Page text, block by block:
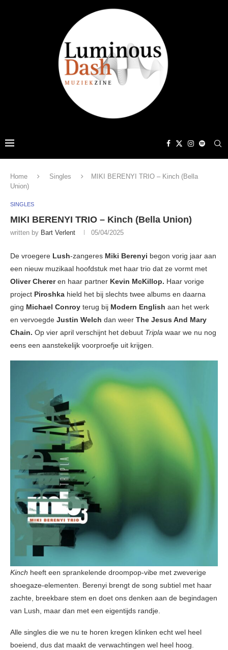
Home Singles
MIKI BERENYI TRIO – Kinch (Bella
Union)
SINGLES
MIKI BERENYI TRIO – Kinch (Bella Union)
written by Bart Verlent 05/04/2025
De vroegere Lush-zangeres Miki Berenyi begon vorig jaar aan
een nieuw muzikaal hoofdstuk met haar trio dat ze vormt met
Oliver Chereren haar partner Kevin McKillop. Haar vorige
project Piroshka hield het bij slechts twee albums en daarna
ging Michael Conroy terug bij Modern English aan het werk
en vervoegde Justin Welch dan weer The Jesus And Mary
Chain. Op vier april verschijnt het debuut Tripla waar we nu nog
eens een aanstekelijk voorproefje uit krijgen.
Kinch heeft een sprankelende droompop-vibe met zweverige
shoegaze-elementen. Berenyi brengt de song subtiel met haar
zachte, breekbare stem en doet ons denken aan de begindagen
van Lush, maar dan met een eigentijds randje.
Alle singles die we nu te horen kregen klinken echt wel heel
boeiend, dus dat maakt de verwachtingen wel heel hoog.